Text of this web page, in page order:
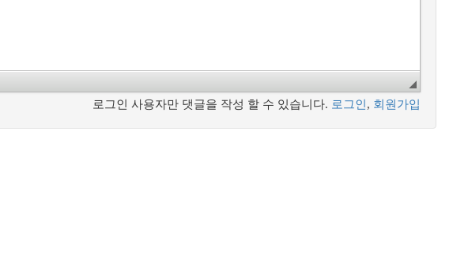
로그인 사용자만 댓글을 작성 할 수 있습니다. 로그인 , 회원가입